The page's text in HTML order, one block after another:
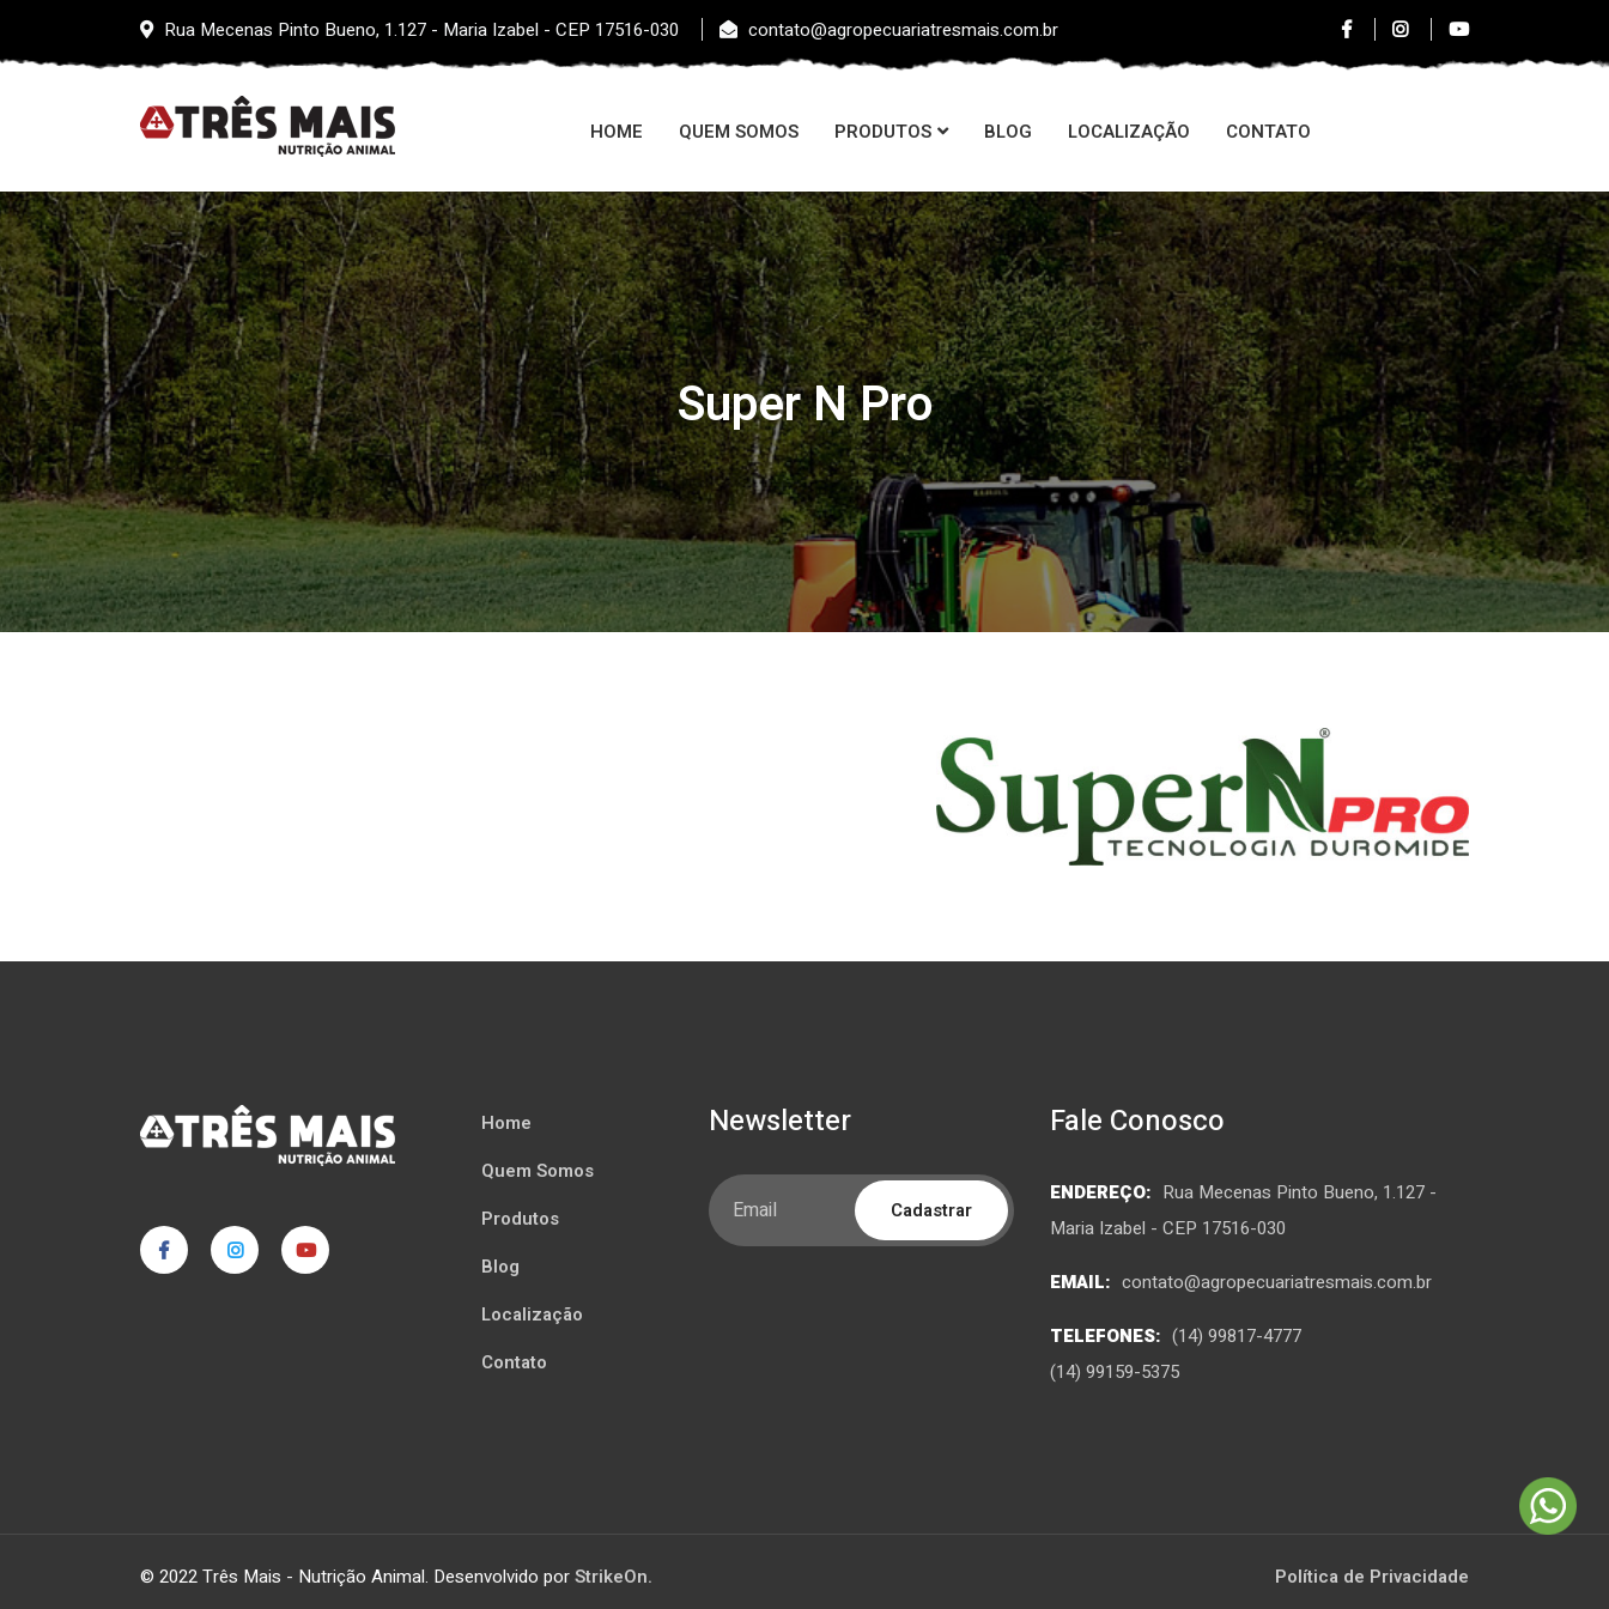
Rua Mecenas Pinto Bueno, 1.127 - Maria Izabel - CEP 17516-030 contato@agropecuariatresmais.com.br
HOME QUEM SOMOS PRODUTOS BLOG LOCALIZAÇÃO CONTATO
Super N Pro
Home
Quem Somos
Produtos
Blog
Localização
Contato
Newsletter
Cadastrar
Fale Conosco
ENDEREÇO: Rua Mecenas Pinto Bueno, 1.127 -
Maria Izabel - CEP 17516-030
EMAIL: contato@agropecuariatresmais.com.br
TELEFONES: (14) 99817-4777
(14) 99159-5375
© 2022 Três Mais - Nutrição Animal. Desenvolvido porStrikeOn. Política de Privacidade